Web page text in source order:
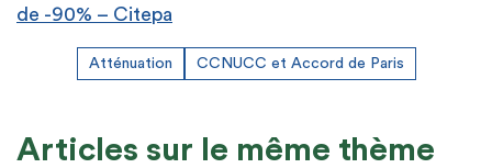
de -90% – Citepa
Atténuation CCNUCC et Accord de Paris
Articles sur le même thème